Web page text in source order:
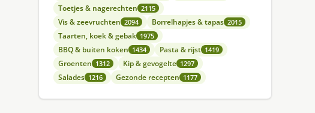
Toetjes & nagerechten 2115
Vis & zeevruchten 2094 Borrelhapjes & tapas 2015
Taarten, koek & gebak 1975
BBQ & buiten koken 1434 Pasta & rijst 1419
Groenten 1312 Kip & gevogelte 1297
Salades 1216 Gezonde recepten 1177